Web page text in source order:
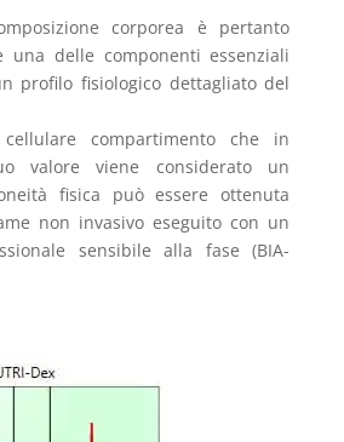
corporea è pertanto
una delle componenti essenziali
profilo fisiologico dettagliato del
compartimento che in
valore viene considerato un
fisica può essere ottenuta
non invasivo eseguito con un
sensibile alla fase (BIA-